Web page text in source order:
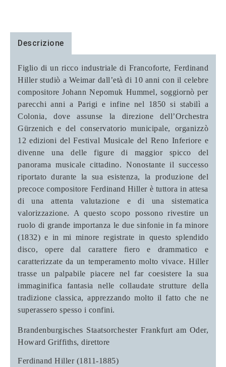
Descrizione
Figlio di un ricco industriale di Francoforte, Ferdinand
Hiller studiò a Weimar dall’età di 10 anni con il celebre
compositore Johann Nepomuk Hummel, soggiornò per
parecchi anni a Parigi e infine nel 1850 si stabilì a
Colonia, dove assunse la direzione dell’Orchestra
Gürzenich e del conservatorio municipale, organizzò
12 edizioni del Festival Musicale del Reno Inferiore e
divenne una delle figure di maggior spicco del
panorama musicale cittadino. Nonostante il successo
riportato durante la sua esistenza, la produzione del
precoce compositore Ferdinand Hiller è tuttora in attesa
di una attenta valutazione e di una sistematica
valorizzazione. A questo scopo possono rivestire un
ruolo di grande importanza le due sinfonie in fa minore
(1832) e in mi minore registrate in questo splendido
disco, opere dal carattere fiero e drammatico e
caratterizzate da un temperamento molto vivace. Hiller
trasse un palpabile piacere nel far coesistere la sua
immaginifica fantasia nelle collaudate strutture della
tradizione classica, apprezzando molto il fatto che ne
superassero spesso i confini.
Brandenburgisches Staatsorchester Frankfurt am Oder,
Howard Griffiths, direttore
Ferdinand Hiller (1811-1885)